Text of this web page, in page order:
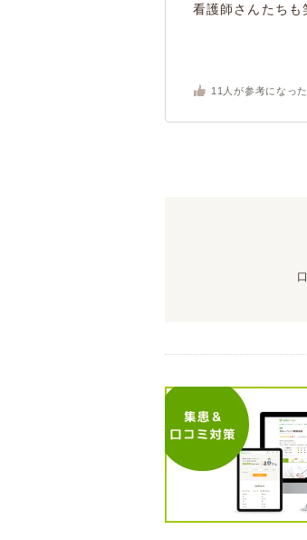
看護師さんたちも
11 人が参考になっ